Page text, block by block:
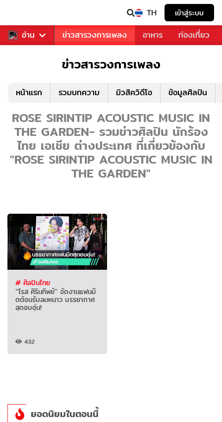
TH เข้าสู่ระบบ
อ่าน
ข่าวบันเทิง ข่าวสารวงการเพลง อาหาร ท่องเที่ยว
ข่าวสารวงการเพลง
หน้าแรก รวมบทความ มิวสิควิดีโอ ข้อมูลศิลปิน
ROSE SIRINTIP ACOUSTIC MUSIC IN
THE GARDEN- รวมข่าวศิลปิน นักร้อง
ไทย เอเชีย ต่างประเทศ ที่เกี่ยวข้องกับ
"ROSE SIRINTIP ACOUSTIC MUSIC IN
THE GARDEN"
# ศิลปินไทย
“โรส ศิรินทิพย์” จัดงานแฟนมี
ตต้อนรับลมหนาว บรรยากาศ
สุดอบอุ่น!
432
ยอดนิยมในตอนนี้